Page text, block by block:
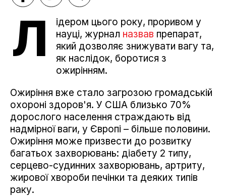
Л
ідером цього року, проривом у
науці, журнал назвав препарат,
який дозволяє знижувати вагу та,
як наслідок, боротися з
ожирінням.
Ожиріння вже стало загрозою громадській
охороні здоров'я. У США близько 70%
дорослого населення страждають від
надмірної ваги, у Європі – більше половини.
Ожиріння може призвести до розвитку
багатьох захворювань: діабету 2 типу,
серцево-судинних захворювань, артриту,
жирової хвороби печінки та деяких типів
раку.